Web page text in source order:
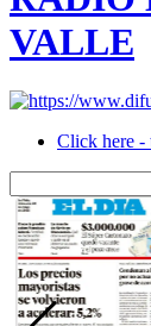
VALLE
Click here -